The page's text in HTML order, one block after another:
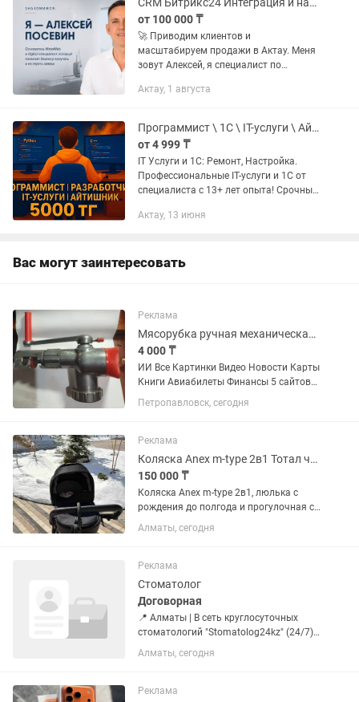
от 100 000 ₸
🚀 Приводим клиентов и
масштабируем продажи в Актау. Меня
зовут Алексей, я специалист по
интеграции CRM систем с опытом
Актау, 1 августа
Программист \ 1С \ IT-услуги \ Айтишник \ Python \ Windows
от 4 999 ₸
IT Услуги и 1С: Ремонт, Настройка.
Профессиональные IT-услуги и 1С от
специалиста с 13+ лет опыта! Срочный
настройка серверов,
Актау, 13 июня
Вас могут заинтересовать
Реклама
Мясорубка ручная механическая МК (СССР / Гост), б/у
4 000 ₸
ИИ Все Картинки Видео Новости Карты
Книги Авиабилеты Финансы 5 сайтов
Вот готовая карточка товара для
продажи этой мясорубки на
Авито или Юлы), а также
обоснование...
Петропавловск, сегодня
Реклама
Коляска Anex m-type 2в1 Тотал черный цвет,люлька 0-6 мес,прогулочная от6мес
150 000 ₸
Коляска Anex m-type 2в1, люлька с
рождения до полгода и прогулочная с
6 месяцев, наклоняется до
175градусов- поэтому подходит даже с
прочитать на офиц сайте описание...
Алматы, сегодня
Реклама
Стоматолог
Договорная
📍 Алматы | В сеть круглосуточных
стоматологий "Stomatolog24kz" (24/7)
медицинского центра "Талант-К"
требуется СТОМАТОЛОГ 💼 Ищем
(терапевт, хирург, ортодонт,...
Алматы, сегодня
Реклама